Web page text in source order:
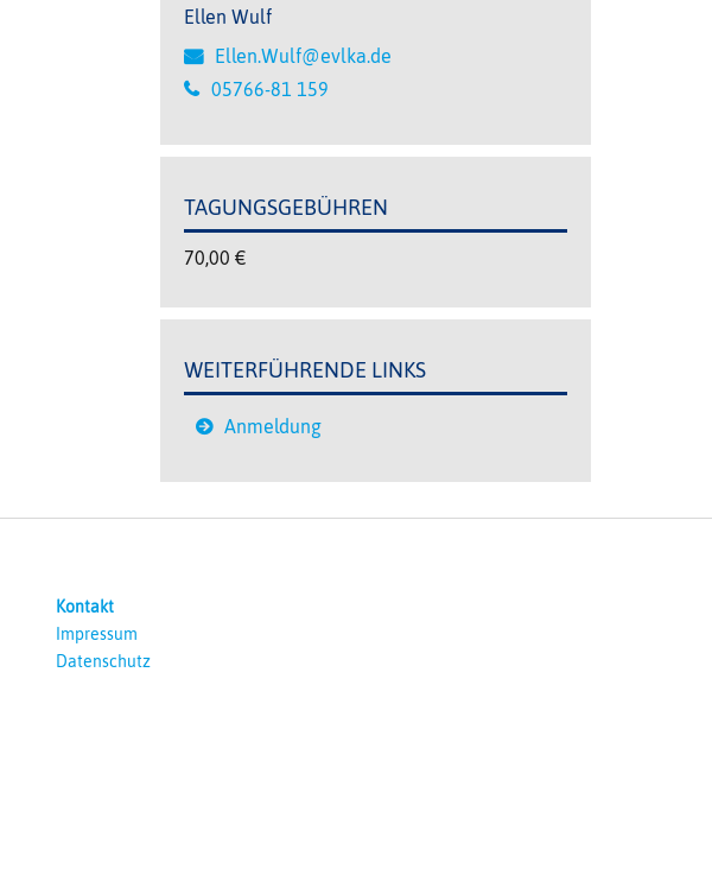
Ellen Wulf
Ellen.Wulf@evlka.de
05766-81 159
TAGUNGSGEBÜHREN
70,00 €
WEITERFÜHRENDE LINKS
Anmeldung
Kontakt
Impressum
Datenschutz